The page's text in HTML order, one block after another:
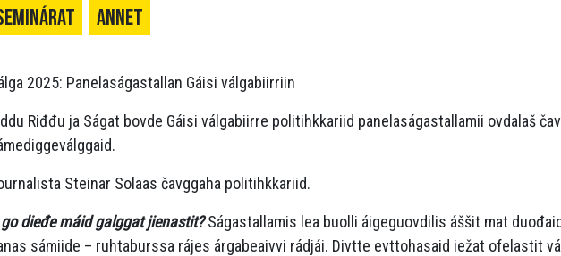
Annet
2025: Panelaságastallan Gáisi válgabiirriin
Riđđu ja Ságat bovde Gáisi válgabiirre politihkkariid panelaságastallamii ovdalaš
Steinar Solaas čavggaha politihkkariid.
dieđe máid galggat jienastit?Ságastallamis lea buolli áigeguovdilis áššit mat
sámiide – ruhtaburssa rájes árgabeaivvi rádjái. Divtte evttohasaid iežat ofelastit